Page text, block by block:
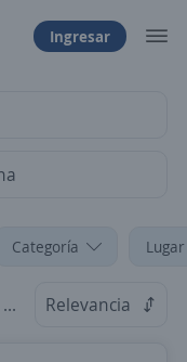
Ingresar
Categoría
Relevancia